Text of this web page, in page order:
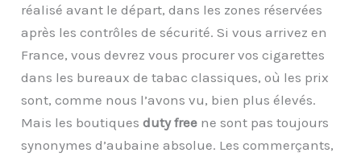
réalisé avant le départ, dans les zones réservées
après les contrôles de sécurité. Si vous arrivez en
France, vous devrez vous procurer vos cigarettes
dans les bureaux de tabac classiques, où les prix
sont, comme nous l’avons vu, bien plus élevés.
Mais les boutiquesduty free ne sont pas toujours
synonymes d’aubaine absolue. Les commerçants,